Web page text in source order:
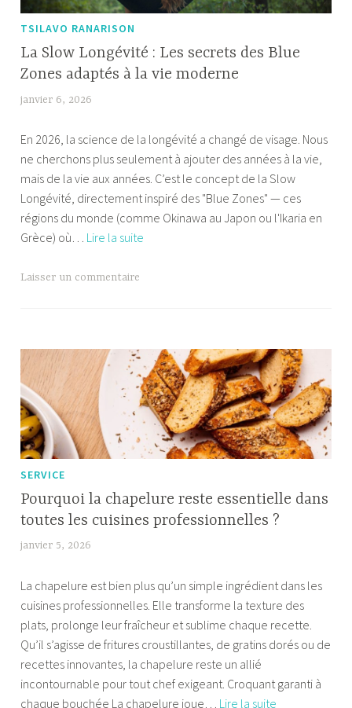
TSILAVO RANARISON
La Slow Longévité : Les secrets des Blue
Zones adaptés à la vie moderne
janvier 6, 2026
b
i
a
En 2026, la science de la longévité a changé de visage. Nous
ne cherchons plus seulement à ajouter des années à la vie,
mais de la vie aux années. C’est le concept de la Slow
Longévité, directement inspiré des "Blue Zones" — ces
régions du monde (comme Okinawa au Japon ou l'Ikaria en
Grèce) où… Lire la suite
des
Blue
Zones
adaptés
à
la
moderne
Laisser un commentaire
SERVICE
Pourquoi la chapelure reste essentielle dans
toutes les cuisines professionnelles ?
janvier 5, 2026
b
i
a
La chapelure est bien plus qu’un simple ingrédient dans les
cuisines professionnelles. Elle transforme la texture des
plats, prolonge leur fraîcheur et sublime chaque recette.
Qu’il s’agisse de fritures croustillantes, de gratins dorés ou de
recettes innovantes, la chapelure reste un allié
incontournable pour tout chef exigeant. Croquant garanti à
chaque bouchée La chapelure joue… Lire la suite